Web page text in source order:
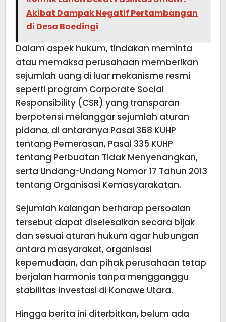
Akibat Dampak Negatif Pertambangan
di Desa Boedingi
Dalam aspek hukum, tindakan meminta
atau memaksa perusahaan memberikan
sejumlah uang di luar mekanisme resmi
seperti program Corporate Social
Responsibility (CSR) yang transparan
berpotensi melanggar sejumlah aturan
pidana, di antaranya Pasal 368 KUHP
tentang Pemerasan, Pasal 335 KUHP
tentang Perbuatan Tidak Menyenangkan,
serta Undang-Undang Nomor 17 Tahun 2013
tentang Organisasi Kemasyarakatan.
Sejumlah kalangan berharap persoalan
tersebut dapat diselesaikan secara bijak
dan sesuai aturan hukum agar hubungan
antara masyarakat, organisasi
kepemudaan, dan pihak perusahaan tetap
berjalan harmonis tanpa mengganggu
stabilitas investasi di Konawe Utara.
Hingga berita ini diterbitkan, belum ada